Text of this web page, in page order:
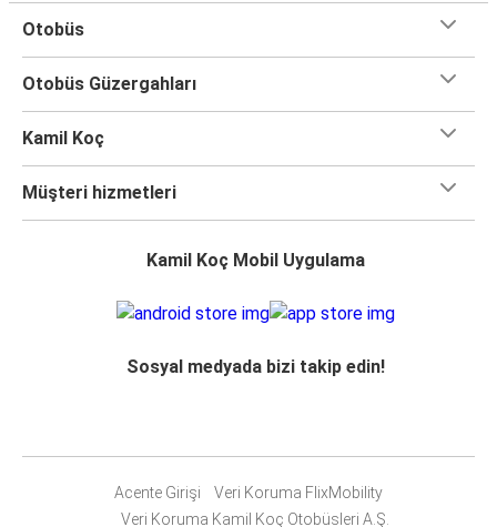
Otobüs
Otobüs Güzergahları
Kamil Koç
Müşteri hizmetleri
Kamil Koç Mobil Uygulama
Sosyal medyada bizi takip edin!
Acente Girişi
Veri Koruma FlixMobility
Veri Koruma Kamil Koç Otobüsleri A.Ş.